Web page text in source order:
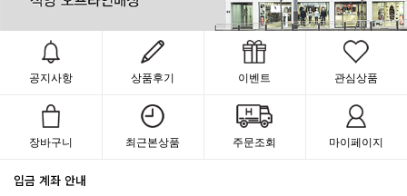
공지사항 상품후기 이벤트 관심상품
장바구니 최근본상품 주문조회 마이페이지
입금 계좌 안내